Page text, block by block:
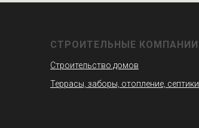
СТРОИТЕЛЬНЫЕ КОМПАНИИ
Строительство домов
Террасы, заборы, отопление, септики